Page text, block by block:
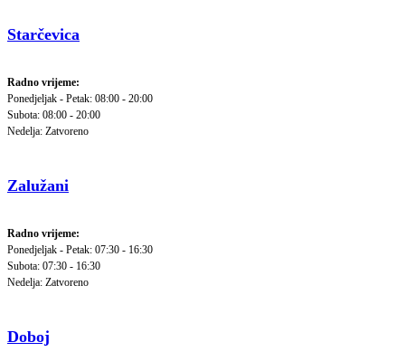
Starčevica
Radno vrijeme:
Ponedjeljak - Petak: 08:00 - 20:00
Subota: 08:00 - 20:00
Nedelja: Zatvoreno
Zalužani
Radno vrijeme:
Ponedjeljak - Petak: 07:30 - 16:30
Subota: 07:30 - 16:30
Nedelja: Zatvoreno
Doboj